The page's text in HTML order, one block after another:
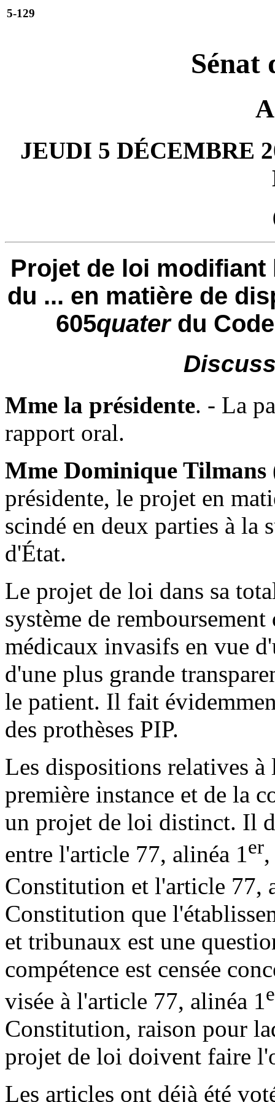
5-129
Sénat
JEUDI 5 DÉCEMBRE
Projet de loi modifiant
du ... en matière de
605quaterdu
Mme la présidente. - La
rapport oral.
Mme Dominique Tilmans
présidente, le projet en
scindé en deux parties à la
d'État.
Le projet de loi dans sa
système de
médicaux invasifs en vue
d'une plus grande
le patient. Il fait
des prothèses PIP.
Les dispositions relatives
première instance et de la
un projet de loi distinct. Il
entre l'article 77, alinéa 1er
Constitution et l'article 77,
Constitution que
et tribunaux est une
compétence est censée
visée à l'article 77, alinéa 1
Constitution, raison pour
projet de loi doivent faire
Les articles ont déjà été